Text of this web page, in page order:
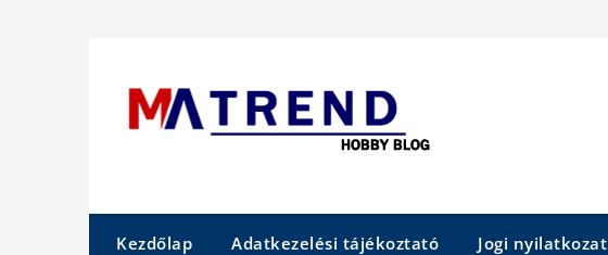
Kezdőlap Adatkezelési tájékoztató Jogi nyilatkozat